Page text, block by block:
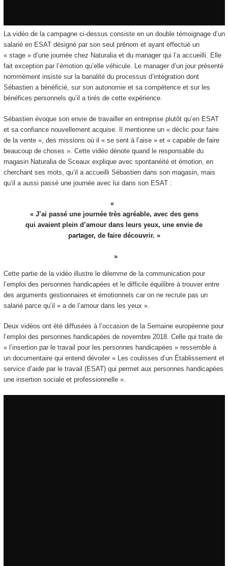
La vidéo de la campagne ci-dessus consiste en un double témoignage d’un
salarié en ESAT désigné par son seul prénom et ayant effectué un
« stage » d’une journée chez Naturalia et du manager qui l’a accueilli. Elle
fait exception par l’émotion qu’elle véhicule. Le manager d’un jour présenté
nommément insiste sur la banalité du processus d’intégration dont
Sébastien a bénéficié, sur son autonomie et sa compétence et sur les
bénéfices personnels qu’il a tirés de cette expérience.
Sébastien évoque son envie de travailler en entreprise plutôt qu’en ESAT
et sa confiance nouvellement acquise. Il mentionne un « déclic pour faire
de la vente », des missions où il « se sent à l’aise » et « capable de faire
beaucoup de choses ». Cette vidéo dénote quand le responsable du
magasin Naturalia de Sceaux explique avec spontanéité et émotion, en
cherchant ses mots, qu’il a accueilli Sébastien dans son magasin, mais
qu’il a aussi passé une journée avec lui dans son ESAT :
« J’ai passé une journée très agréable, avec des gens
qui avaient plein d’amour dans leurs yeux, une envie de
partager, de faire découvrir. »
Cette partie de la vidéo illustre le dilemme de la communication pour
l’emploi des personnes handicapées et le difficile équilibre à trouver entre
des arguments gestionnaires et émotionnels car on ne recrute pas un
salarié parce qu’il « a de l’amour dans les yeux ».
Deux vidéos ont été diffusées à l’occasion de la Semaine européenne pour
l’emploi des personnes handicapées de novembre 2018. Celle qui traite de
« l’insertion par le travail pour les personnes handicapées » ressemble à
un documentaire qui entend dévoiler « Les coulisses d’un Établissement et
service d’aide par le travail (ESAT) qui permet aux personnes handicapées
une insertion sociale et professionnelle ».